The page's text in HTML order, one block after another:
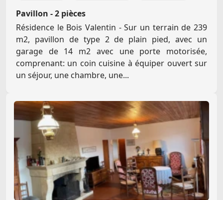
Pavillon - 2 pièces
Résidence le Bois Valentin - Sur un terrain de 239
m2, pavillon de type 2 de plain pied, avec un
garage de 14 m2 avec une porte motorisée,
comprenant: un coin cuisine à équiper ouvert sur
un séjour, une chambre, une...